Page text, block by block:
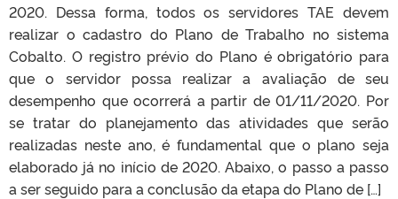
2020. Dessa forma, todos os servidores TAE devem
realizar o cadastro do Plano de Trabalho no sistema
Cobalto. O registro prévio do Plano é obrigatório para
que o servidor possa realizar a avaliação de seu
desempenho que ocorrerá a partir de 01/11/2020. Por
se tratar do planejamento das atividades que serão
realizadas neste ano, é fundamental que o plano seja
elaborado já no início de 2020. Abaixo, o passo a passo
a ser seguido para a conclusão da etapa do Plano de […]